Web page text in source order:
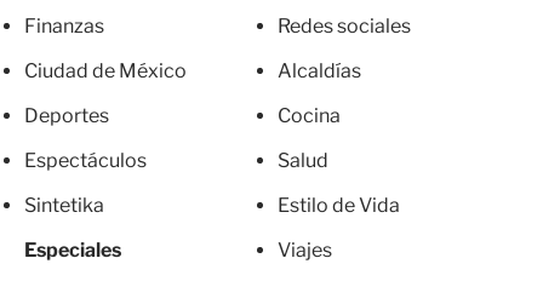
Finanzas
Ciudad de México
Deportes
Espectáculos
Sintetika
Especiales
Redes sociales
Alcaldías
Cocina
Salud
Estilo de Vida
Viajes